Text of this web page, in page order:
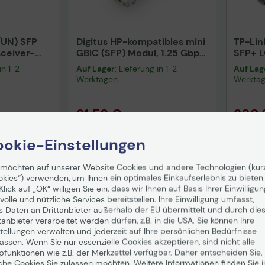
SFP
SX LC
m
1-2
Digitus HP-kompatibles mini
GBIC (SFP) Modul, 1.25 Gbps,
20km, mit DDM Funktion
Auf Lager: Lieferung in 1-2
Werktagen
21,58 €
In den Warenkorb
Hinweis
Sicherheitsdatenblatt
TP-
SFP+
Auf
Einstellungen
auf unserer Website Cookies und andere Technologien
verwenden, um Ihnen ein optimales Einkaufserlebnis zu bieten.
auf „OK“ willigen Sie ein, dass wir Ihnen auf Basis Ihrer
und nützliche Services bereitstellen. Ihre Einwilligung umfasst,
Daten an Drittanbieter außerhalb der EU übermittelt und durch
verarbeitet werden dürfen, z.B. in die USA. Sie können Ihre
verwalten und jederzeit auf Ihre persönlichen Bedürfnisse
Wenn Sie nur essenzielle Cookies akzeptieren, sind nicht alle
wie z.B. der Merkzettel verfügbar. Daher entscheiden Sie,